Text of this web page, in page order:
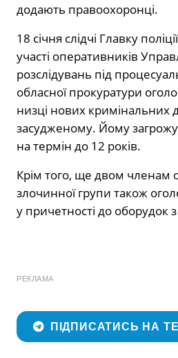
додають правоохоронці.
18 січня слідчі Главку
участі оперативників
розслідувань під
обласної прокуратури
низці нових кримінальних
засудженому. Йому
на термін до 12 років.
Крім того, ще двом членам
злочинної групи також
у причетності до оборудок
РЕКЛАМА
ПІДПИСАТИСЬ НА